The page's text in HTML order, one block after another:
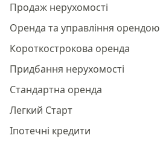
Продаж нерухомості
Оренда та управління орендою
Короткострокова оренда
Придбання нерухомості
Стандартна оренда
Легкий Старт
Іпотечні кредити